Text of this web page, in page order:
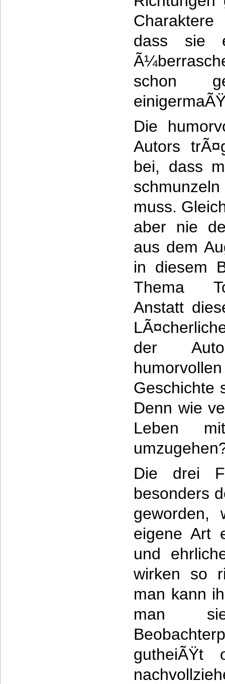
dass sie
schon
Die
Autors
bei, dass
muss.
aber nie
aus dem
in diesem
Thema
Anstatt
der
Geschichte
Denn wie
Leben
Die drei
besonders
eigene Art
und
wirken so
man kann
man
gutheiÃŸt